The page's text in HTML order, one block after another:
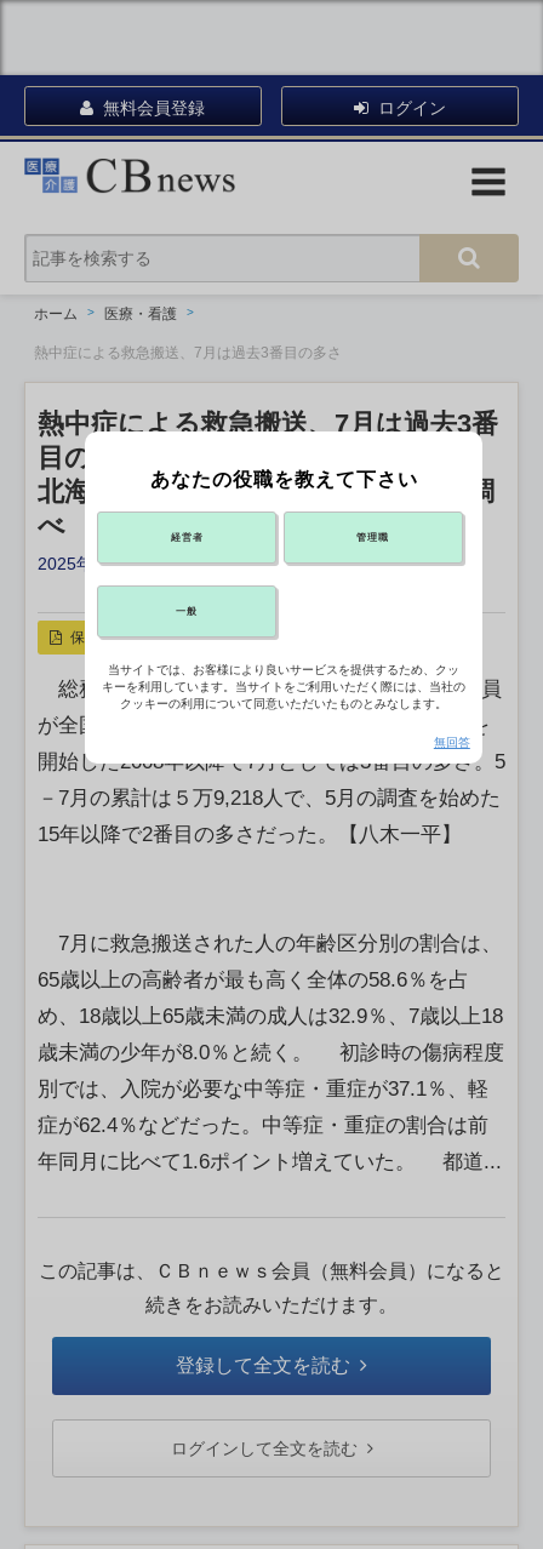
無料会員登録 ログイン
ホーム 医療・看護
熱中症による救急搬送、7月は過去3番目の多さ
熱中症による救急搬送、7月は過去3番
目の多さ
北海道や東北で増加目立つ 消防庁調
べ
2025年08月26日 18:42
リンクをコピー
保存
総務省消防庁は7月の熱中症による救急搬送人員
が全国で3万9,375人に上ったと公表した。調査を
開始した2008年以降で7月としては3番目の多さ。5
－7月の累計は５万9,218人で、5月の調査を始めた
15年以降で2番目の多さだった。【八木一平】
7月に救急搬送された人の年齢区分別の割合は、
65歳以上の高齢者が最も高く全体の58.6％を占
め、18歳以上65歳未満の成人は32.9％、7歳以上18
歳未満の少年が8.0％と続く。 初診時の傷病程度
別では、入院が必要な中等症・重症が37.1％、軽
症が62.4％などだった。中等症・重症の割合は前
年同月に比べて1.6ポイント増えていた。 都道...
この記事は、ＣＢｎｅｗｓ会員（無料会員）になると
続きをお読みいただけます。
登録して全文を読む
ログインして全文を読む
あなたの役職を教えて下さい
経営者 管理職
一般
当サイトでは、お客様により良いサービスを提供するため、クッ
キーを利用しています。当サイトをご利用いただく際には、当社の
クッキーの利用について同意いただいたものとみなします。
無回答